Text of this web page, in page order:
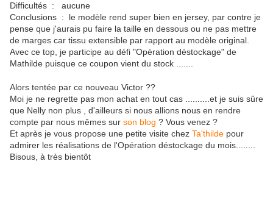
Difficultés : aucune
Conclusions : le modèle rend super bien en jersey, par contre je
pense que j'aurais pu faire la taille en dessous ou ne pas mettre
de marges car tissu extensible par rapport au modèle original.
Avec ce top, je participe au défi "Opération déstockage" de
Mathilde puisque ce coupon vient du stock .......
Alors tentée par ce nouveau Victor ??
Moi je ne regrette pas mon achat en tout cas ..........et je suis sûre
que Nelly non plus , d'ailleurs si nous allions nous en rendre
compte par nous mêmes sur son blog ? Vous venez ?
Et après je vous propose une petite visite chez Ta'thilde pour
admirer les réalisations de l'Opération déstockage du mois........
Bisous, à très bientôt